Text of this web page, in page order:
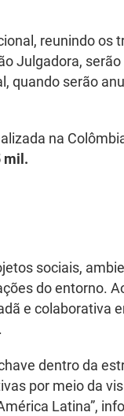
reunindo os
Julgadora,
quando serão
na
mil .
sociais,
do entorno.
e colaborativa
dentro da
por meio da
Latina”,